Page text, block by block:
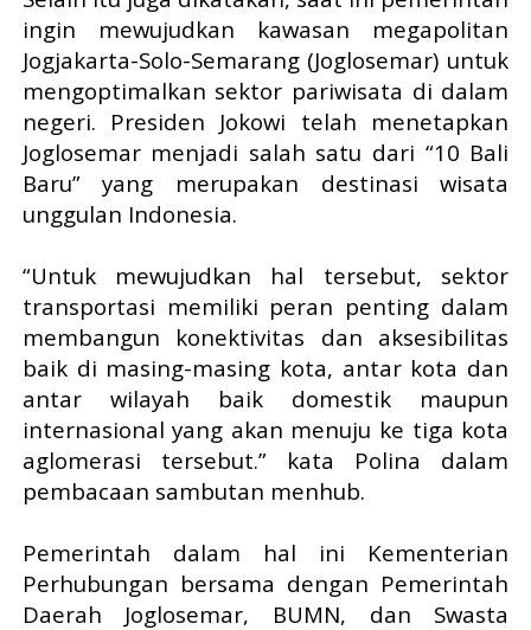
ingin mewujudkan kawasan megapolitan
Jogjakarta-Solo-Semarang (Joglosemar) untuk
mengoptimalkan sektor pariwisata di dalam
negeri. Presiden Jokowi telah menetapkan
Joglosemar menjadi salah satu dari “10 Bali
Baru” yang merupakan destinasi wisata
unggulan Indonesia.
“Untuk mewujudkan hal tersebut, sektor
transportasi memiliki peran penting dalam
membangun konektivitas dan aksesibilitas
baik di masing-masing kota, antar kota dan
antar wilayah baik domestik maupun
internasional yang akan menuju ke tiga kota
aglomerasi tersebut.” kata Polina dalam
pembacaan sambutan menhub.
Pemerintah dalam hal ini Kementerian
Perhubungan bersama dengan Pemerintah
Daerah Joglosemar, BUMN, dan Swasta